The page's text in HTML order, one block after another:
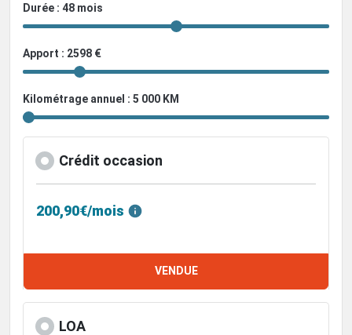
Durée : 48 mois
Apport : 2598 €
Kilométrage annuel : 5 000 KM
Crédit occasion
200,90€/mois
VENDUE
LOA